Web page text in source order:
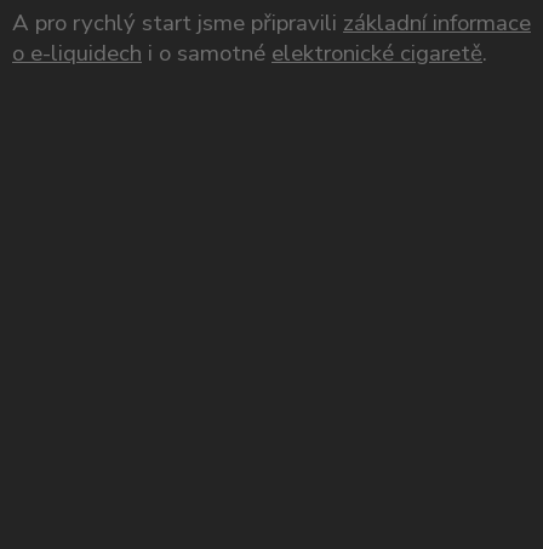
A pro rychlý start jsme připravili základní informace
o e-liquidech i o samotnéelektronické cigaretě.